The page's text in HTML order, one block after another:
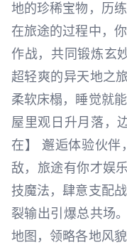
地的珍稀宝物，历
在旅途的过程中，
作战，共同锻炼玄
超轻爽的异天地之
柔软床榻，睡觉就
屋里观日升月落，
在】 邂逅体验伙伴
敌，旅途有你才娱
技魔法，肆意支配
裂输出引爆总共场
地图，领略各地风